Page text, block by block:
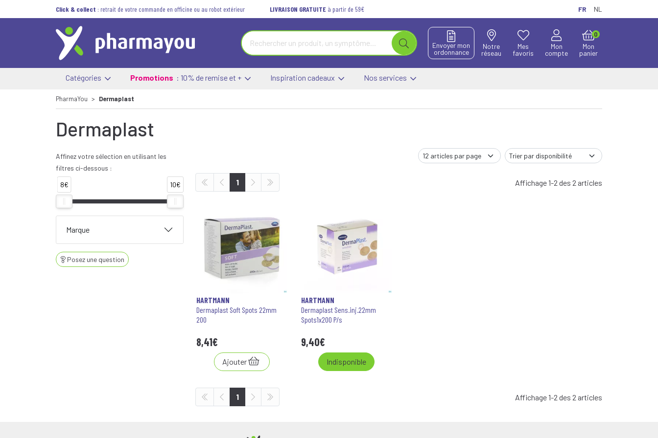
Click & collect : retrait de votre commande en officine ou au robot extérieur LIVRAISON GRATUITE à partir de 59€ FR NL
Notre
réseau
Envoyer mon
ordonnance
Mes
favoris
Mon
compte
Mon
panier
0
Catégories Promotions : 10% de remise et + Inspiration cadeaux Nos services
PharmaYou Dermaplast
Dermaplast
Affichage 1-2 des 2 articles
1
HARTMANN
Dermaplast Soft Spots 22mm
200
8,41€
Ajouter
HARTMANN
Dermaplast Sens.inj.22mm
Spots1x200 P/s
9,40€
Indisponible
Affichage 1-2 des 2 articles
1
Affinez votre sélection en utilisant les
filtres ci-dessous :
8€
10€
Marque
Posez une question